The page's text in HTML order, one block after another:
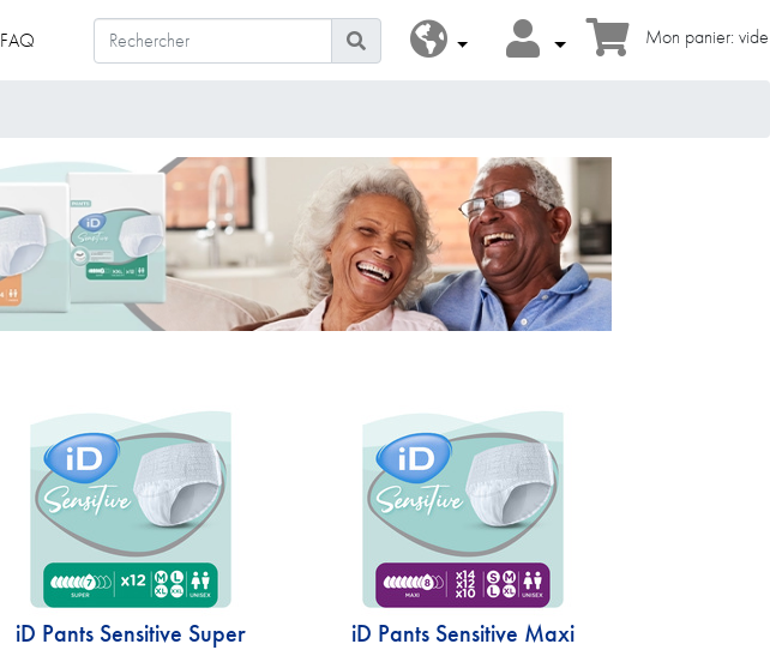
FAQ Mon panier: vide
iD Pants Sensitive Super iD Pants Sensitive Maxi